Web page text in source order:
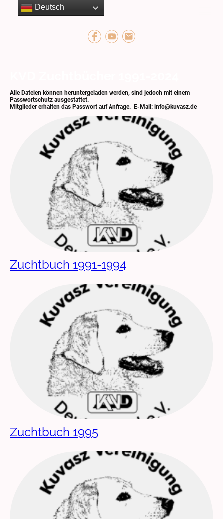
Alle Dateien können heruntergeladen werden, sind jedoch mit einem
Passwortschutz ausgestattet.
Mitglieder erhalten das Passwort auf Anfrage. E-Mail: info@kuvasz.de
Zuchtbuch 1991-1994
Zuchtbuch 1995
Deutsch